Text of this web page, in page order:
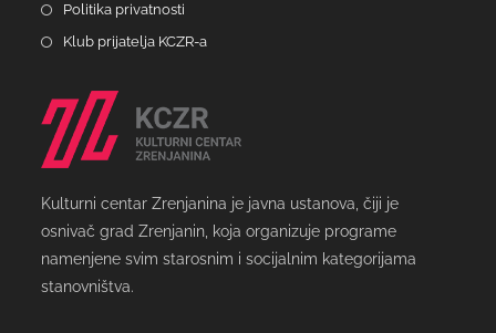
Politika privatnosti
Klub prijatelja KCZR-a
Kulturni centar Zrenjanina je javna ustanova, čiji je
osnivač grad Zrenjanin, koja organizuje programe
namenjene svim starosnim i socijalnim kategorijama
stanovništva.